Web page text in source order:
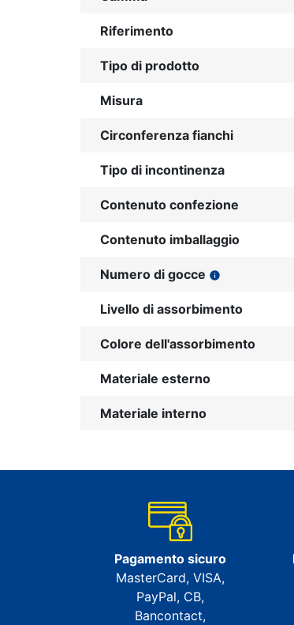
Riferimento
Tipo di prodotto
Misura
Circonferenza fianchi
Tipo di incontinenza
Contenuto confezione
Contenuto imballaggio
Numero di gocce info
Livello di assorbimento
Colore dell'assorbimento
Materiale esterno
Materiale interno
Pagamento sicuro
MasterCard, VISA,
PayPal, CB,
Bancontact,